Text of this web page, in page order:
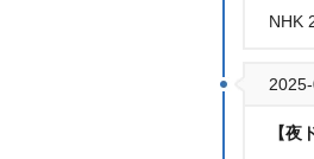
NHK
【